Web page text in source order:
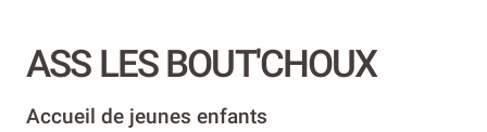
ASS LES BOUT'CHOUX
Accueil de jeunes enfants